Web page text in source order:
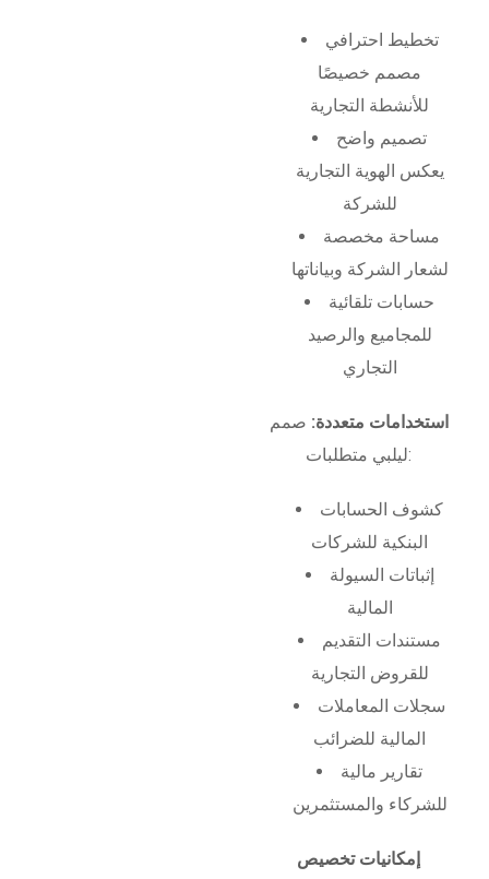
تخطيط احترافي
مصمم خصيصًا
للأنشطة التجارية
تصميم واضح
يعكس الهوية التجارية
للشركة
مساحة مخصصة
لشعار الشركة وبياناتها
حسابات تلقائية
للمجاميع والرصيد
التجاري
استخدامات متعددة: صمم
ليلبي متطلبات:
كشوف الحسابات
البنكية للشركات
إثباتات السيولة
المالية
مستندات التقديم
للقروض التجارية
سجلات المعاملات
المالية للضرائب
تقارير مالية
للشركاء والمستثمرين
إمكانيات تخصيص